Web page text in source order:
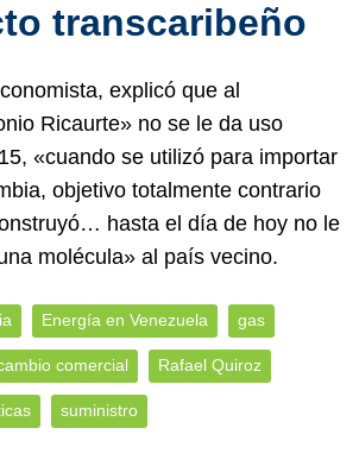
transcaribeño
explicó que al
Ricaurte» no se le da uso
«cuando se utilizó para importar
objetivo totalmente contrario
hasta el día de hoy no le
molécula» al país vecino.
Energía en Venezuela gas
comercial Rafael Quiroz
suministro